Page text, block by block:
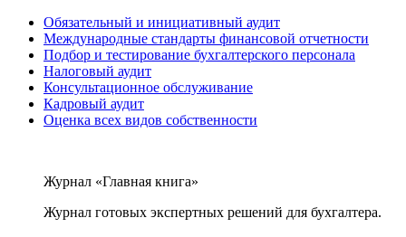
Обязательный и инициативный аудит
Международные стандарты финансовой отчетности
Подбор и тестирование бухгалтерского персонала
Налоговый аудит
Консультационное обслуживание
Кадровый аудит
Оценка всех видов собственности
Журнал «Главная книга»
Журнал готовых экспертных решений для бухгалтера.